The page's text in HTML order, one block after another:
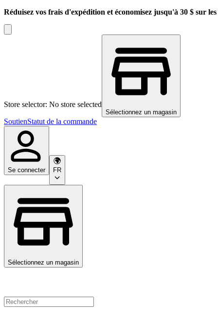
Réduisez vos frais d'expédition et économisez jusqu'à 30 $ sur
Store selector: No store selected
Sélectionnez un magasin
SoutienStatut de la commande
Se connecter FR
Sélectionnez un magasin